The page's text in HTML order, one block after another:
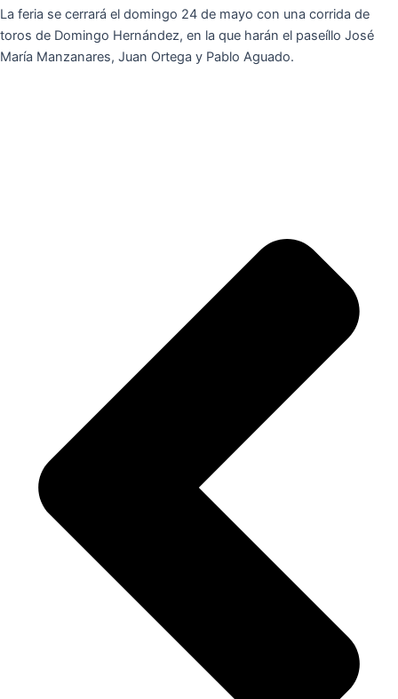
La feria se cerrará el domingo 24 de mayo con una corrida de
toros de Domingo Hernández, en la que harán el paseíllo José
María Manzanares, Juan Ortega y Pablo Aguado.